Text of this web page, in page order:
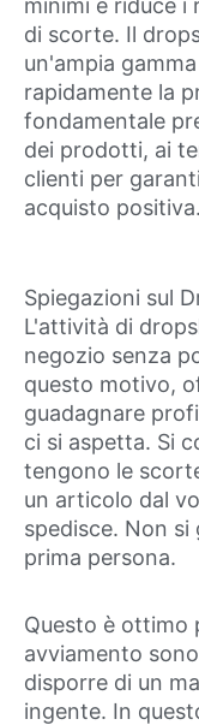
di scorte. Il
un'ampia
rapidamente la
fondamentale
dei prodotti, ai
clienti per
acquisto positiva.
Spiegazioni sul
L'attività di
negozio senza
questo motivo,
guadagnare
ci si aspetta. Si
tengono le
un articolo dal
spedisce. Non
prima persona.
Questo è ottimo
avviamento
disporre di un
ingente. In